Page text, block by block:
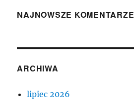
NAJNOWSZE KOMENTARZE
ARCHIWA
lipiec 2026